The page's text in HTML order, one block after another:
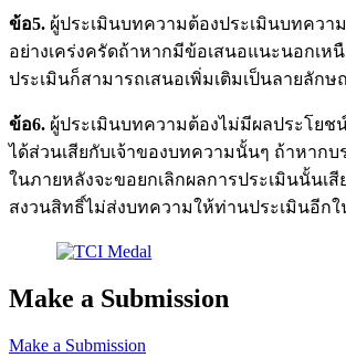
ข้อ5. ผู้ประเมินบทความต้องประเมินบทควา
อย่างเคร่งครัดถ้าหากมีข้อเสนอแนะนอกเห
ประเมินก็สามารถเสนอเพิ่มเติมเป็นลายลัก
ข้อ6. ผู้ประเมินบทความต้องไม่มีผลประโย
ได้ส่วนเสียกับเจ้าของบทความนั้นๆ ถ้าหาก
ในภายหลังจะขอยกเลิกผลการประเมินนั้นเสี
สงวนสิทธิ์ไม่ส่งบทความให้ท่านประเมินอีกใ
Make a Submission
Make a Submission